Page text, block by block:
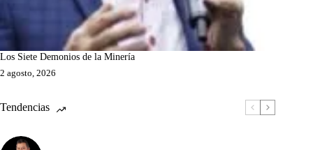
Los Siete Demonios de la Minería
2 agosto, 2026
Tendencias